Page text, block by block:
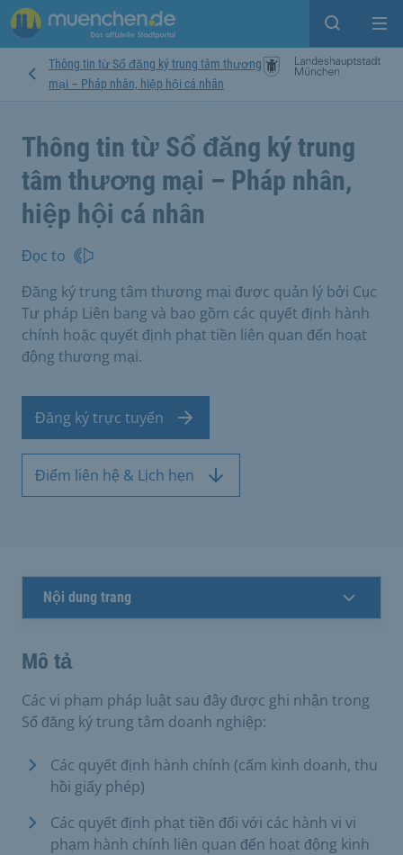
Open
Thông tin từ Sổ đăng ký trung tâm thương
mại – Pháp nhân, hiệp hội cá nhân
Thông tin từ Sổ đăng ký trung
tâm thương mại – Pháp nhân,
hiệp hội cá nhân
Đọc to
Đăng ký trung tâm thương mại được quản lý bởi Cục
Tư pháp Liên bang và bao gồm các quyết định hành
chính hoặc quyết định phạt tiền liên quan đến hoạt
động thương mại.
Đăng ký trực tuyến
Điểm liên hệ & Lịch hẹn
Nội dung trang
Mô tả
Các vi phạm pháp luật sau đây được ghi nhận trong
Sổ đăng ký trung tâm doanh nghiệp:
Các quyết định hành chính (cấm kinh doanh, thu
hồi giấy phép)
Các quyết định phạt tiền đối với các hành vi vi
phạm hành chính liên quan đến hoạt động kinh